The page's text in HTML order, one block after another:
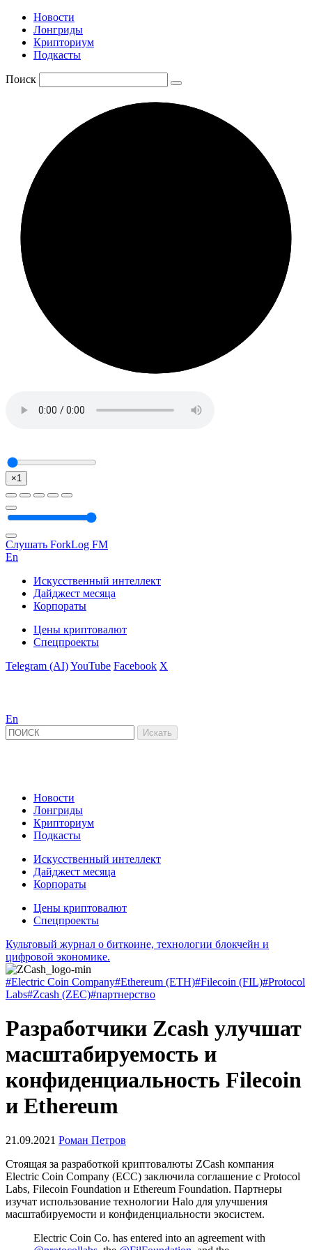
Новости
Лонгриды
Крипториум
Подкасты
Поиск
×1
Слушать ForkLog FM
En
Искусственный интеллект
Дайджест месяца
Корпораты
Цены криптовалют
Спецпроекты
Telegram (AI)YouTube Facebook X
En
Новости
Лонгриды
Крипториум
Подкасты
Искусственный интеллект
Дайджест месяца
Корпораты
Цены криптовалют
Спецпроекты
Культовый журнал о биткоине, технологии блокчейн и
цифровой экономике.
#Electric Coin Company#Ethereum (ETH)#Filecoin (FIL)#Protocol
Labs#Zcash (ZEC)#партнерство
Разработчики Zcash улучшат
масштабируемость и
конфиденциальность Filecoin
и Ethereum
21.09.2021 Роман Петров
Стоящая за разработкой криптовалюты ZCash компания
Electric Coin Company (ЕСС) заключила соглашение с Protocol
Labs, Filecoin Foundation и Ethereum Foundation. Партнеры
изучат использование технологии Halo для улучшения
масштабируемости и конфиденциальности экосистем.
Electric Coin Co. has entered into an agreement with